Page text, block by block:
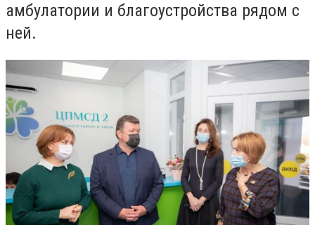
амбулатории и благоустройства рядом с
ней.